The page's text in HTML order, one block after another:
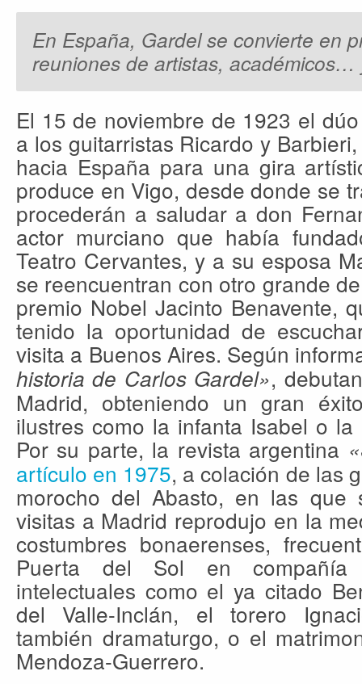
En España, Gardel se convierte en
reuniones de artistas, académicos…
El 15 de noviembre de 1923 el
a los guitarristas Ricardo y
hacia España para una gira
produce en Vigo, desde donde se
procederán a saludar a don
actor murciano que había
Teatro Cervantes, y a su esposa
se reencuentran con otro grande
premio Nobel Jacinto Benavente,
tenido la oportunidad de
visita a Buenos Aires. Según
historia de Carlos Gardel»,
Madrid, obteniendo un gran
ilustres como la infanta Isabel o
Por su parte, la revista argentina
artículo en 1975, a colación de las
morocho del Abasto, en las
visitas a Madrid reprodujo en la
costumbres bonaerenses,
Puerta del Sol en compañía
intelectuales como el ya citado
del Valle-Inclán, el torero
también dramaturgo, o el
Mendoza-Guerrero.